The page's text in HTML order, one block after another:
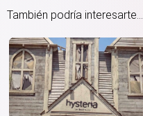
También podría interesarte...